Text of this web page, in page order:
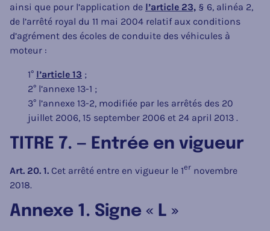
ainsi que pour l’application de l’article 23, § 6, alinéa 2,
de l’arrêté royal du 11 mai 2004 relatif aux conditions
d’agrément des écoles de conduite des véhicules à
moteur :
1° l’article 13 ;
2° l’annexe 13-1 ;
3° l’annexe 13-2, modifiée par les arrêtés des 20
juillet 2006, 15 september 2006 et 24 april 2013 .
TITRE 7. — Entrée en vigueur
Art. 20. 1. Cet arrêté entre en vigueur le 1er novembre
2018.
Annexe 1. Signe « L »